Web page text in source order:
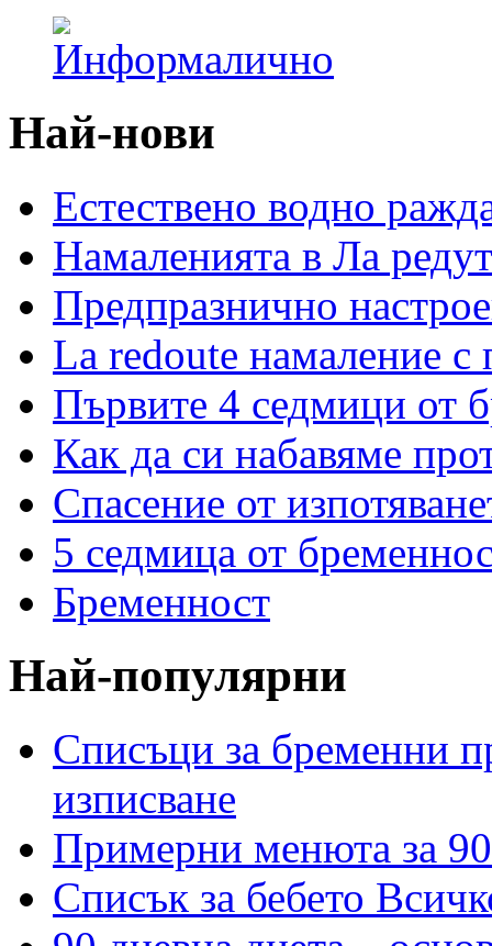
Най-нови
Естествено водно
Намаленията в Ла
Предпразнично
La redoute намаление с
Първите 4 седмици от
Как да си набавяме
Спасение от
5 седмица от
Бременност
Най-популярни
Списъци за бременни
изписване
Примерни менюта за 90
Списък за бебето